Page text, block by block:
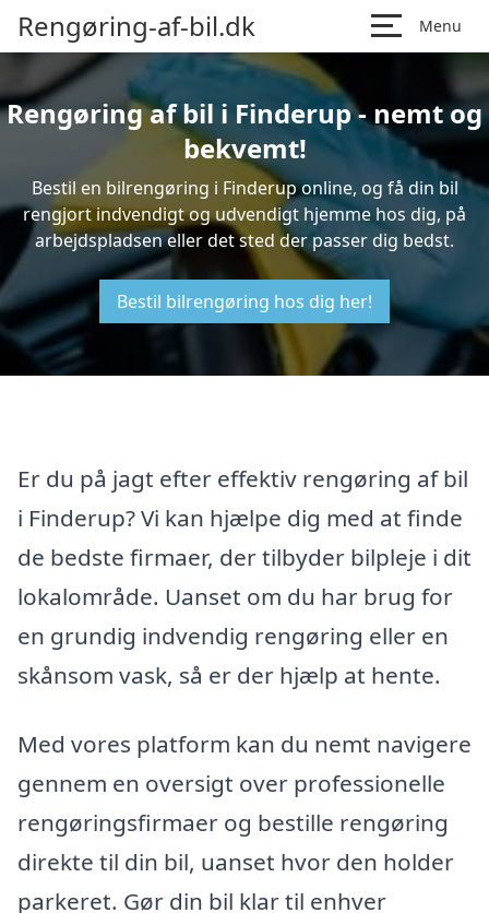
Rengøring-af-bil.dk Menu
Rengøring af bil i Finderup - nemt og
bekvemt!
Bestil en bilrengøring i Finderup online, og få din bil
rengjort indvendigt og udvendigt hjemme hos dig, på
arbejdspladsen eller det sted der passer dig bedst.
Bestil bilrengøring hos dig her!
Er du på jagt efter effektiv rengøring af bil
i Finderup? Vi kan hjælpe dig med at finde
de bedste firmaer, der tilbyder bilpleje i dit
lokalområde. Uanset om du har brug for
en grundig indvendig rengøring eller en
skånsom vask, så er der hjælp at hente.
Med vores platform kan du nemt navigere
gennem en oversigt over professionelle
rengøringsfirmaer og bestille rengøring
direkte til din bil, uanset hvor den holder
parkeret. Gør din bil klar til enhver